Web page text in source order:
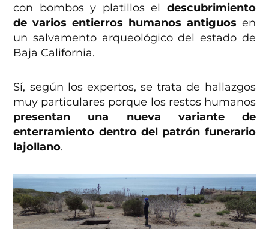
con bombos y platillos el descubrimiento
de varios entierros humanos antiguos en
un salvamento arqueológico del estado de
Baja California.
Sí, según los expertos, se trata de hallazgos
muy particulares porque los restos humanos
presentan una nueva variante de
enterramiento dentro del patrón funerario
lajollano.